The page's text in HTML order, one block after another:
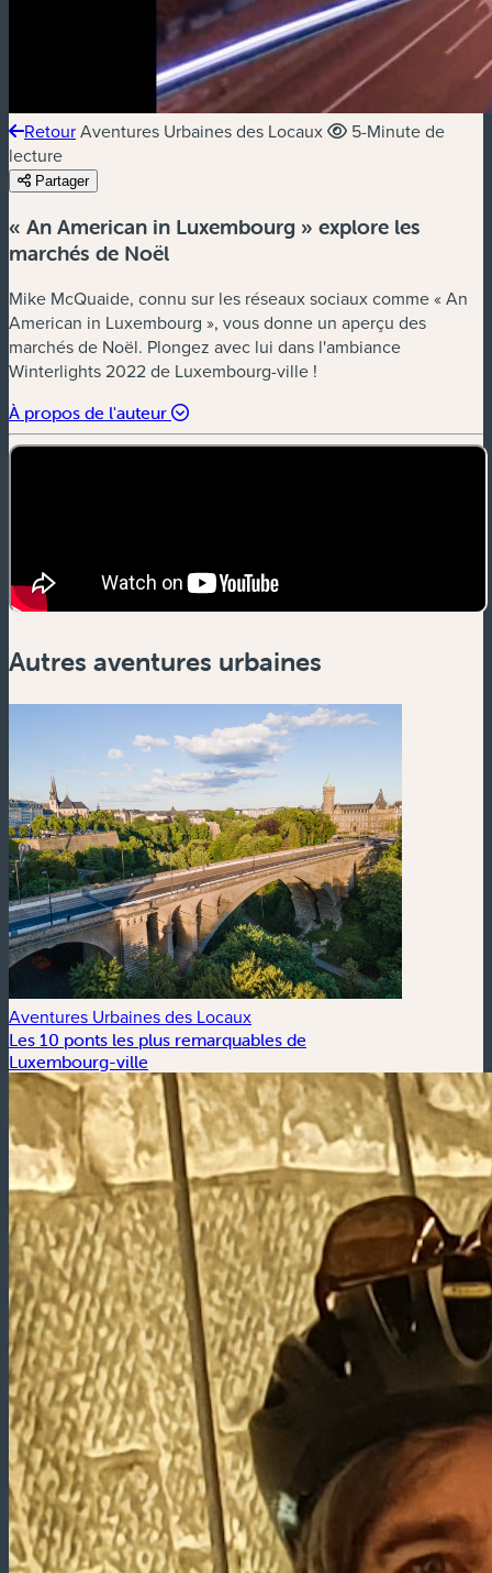
RetourAventures Urbaines des Locaux
5-Minute de
lecture
Partager
« An American in Luxembourg » explore les
marchés de Noël
Mike McQuaide, connu sur les réseaux sociaux comme « An
American in Luxembourg », vous donne un aperçu des
marchés de Noël. Plongez avec lui dans l'ambiance
Winterlights 2022 de Luxembourg-ville !
À propos de l'auteur
Autres aventures urbaines
Aventures Urbaines des Locaux
Les 10 ponts les plus remarquables de
Luxembourg-ville